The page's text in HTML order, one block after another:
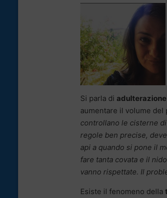
Si parla di adulterazione
aumentare il volume del
controllano le cisterne
regole ben precise,
api a quando si pone il
fare tanta covata e il
vanno rispettate. Il
Esiste il fenomeno della